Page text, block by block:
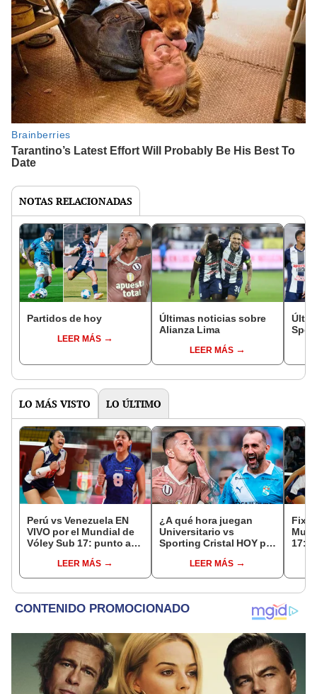
NOTAS RELACIONADAS
Partidos de hoy
LEER MÁS
Últimas noticias sobre
Alianza Lima
LEER MÁS
LO MÁS VISTO LO ÚLTIMO
Perú vs Venezuela EN
VIVO por el Mundial de
Vóley Sub 17: punto a
LEER MÁS
¿A qué hora juegan
Universitario vs
Sporting Cristal HOY por
Liga 1 2026?
LEER MÁS
17: